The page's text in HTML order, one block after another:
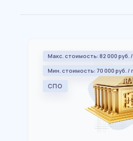
Макс. стоимость: 82 000 руб.
Мин. стоимость: 70 000 руб. /
СПО